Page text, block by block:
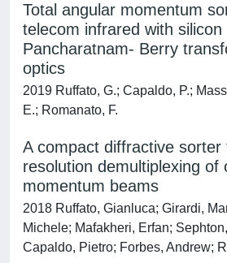
Total angular momentum
telecom infrared with silicon
Pancharatnam- Berry
optics
2019 Ruffato, G.; Capaldo, P.;
E.; Romanato, F.
A compact diffractive sorter
resolution demultiplexing of
momentum beams
2018 Ruffato, Gianluca; Girardi,
Michele; Mafakheri, Erfan;
Capaldo, Pietro; Forbes, Andrew;